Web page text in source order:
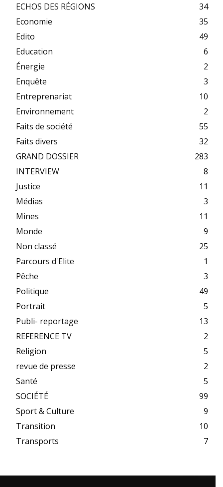
ECHOS DES RÉGIONS
34
Economie
35
Edito
49
Education
6
Énergie
2
Enquête
3
Entreprenariat
10
Environnement
2
Faits de société
55
Faits divers
32
GRAND DOSSIER
283
INTERVIEW
8
Justice
11
Médias
3
Mines
11
Monde
9
Non classé
25
Parcours d'Elite
1
Pêche
3
Politique
49
Portrait
5
Publi- reportage
13
REFERENCE TV
2
Religion
5
revue de presse
2
Santé
5
SOCIÉTÉ
99
Sport & Culture
9
Transition
10
Transports
7